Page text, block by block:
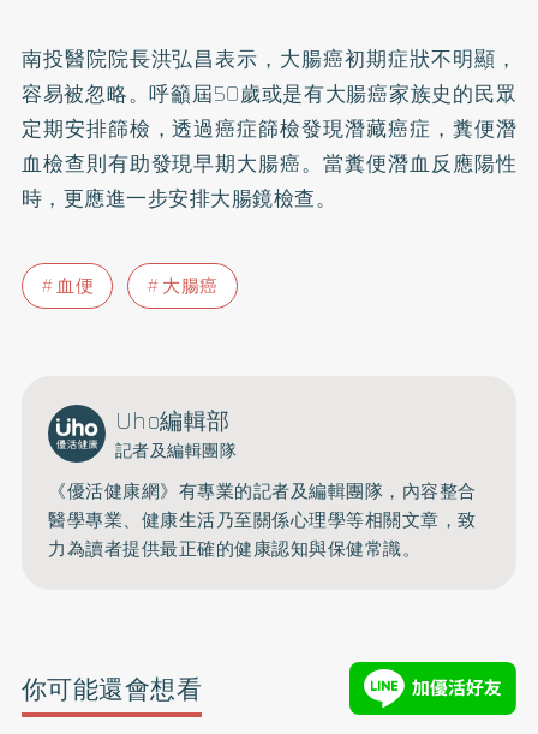
南投醫院院長洪弘昌表示，大腸癌初期症狀不明顯，
容易被忽略。呼籲屆50歲或是有大腸癌家族史的民眾
定期安排篩檢，透過癌症篩檢發現潛藏癌症，糞便潛
血檢查則有助發現早期大腸癌。當糞便潛血反應陽性
時，更應進一步安排大腸鏡檢查。
血便 大腸癌
Uho編輯部
記者及編輯團隊
《優活健康網》有專業的記者及編輯團隊，內容整合
醫學專業、健康生活乃至關係心理學等相關文章，致
力為讀者提供最正確的健康認知與保健常識。
你可能還會想看